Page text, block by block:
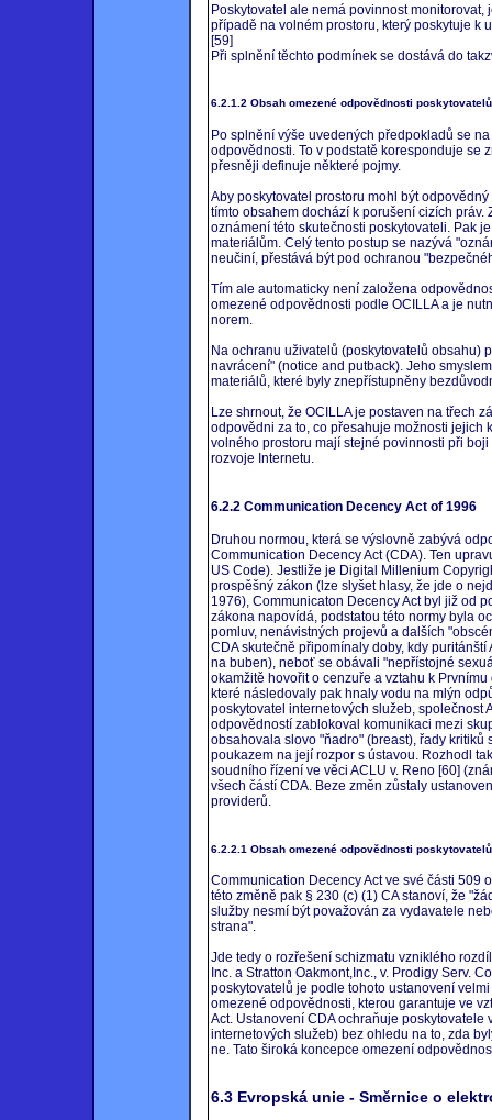
Poskytovatel ale nemá povinnost
případě na volném prostoru, který poskytuje k
[59]
Při splnění těchto podmínek se dostává do
6.2.1.2 Obsah omezené odpovědnosti
Po splnění výše uvedených předpokladů se
odpovědnosti. To v podstatě koresponduje se
přesněji definuje některé pojmy.
Aby poskytovatel prostoru mohl být
tímto obsahem dochází k porušení cizích
oznámení této skutečnosti poskytovateli. Pak
materiálům. Celý tento postup se nazývá
neučiní, přestává být pod ochranou
Tím ale automaticky není založena
omezené odpovědnosti podle OCILLA a je
norem.
Na ochranu uživatelů (poskytovatelů obsahu)
navrácení" (notice and putback). Jeho
materiálů, které byly znepřístupněny
Lze shrnout, že OCILLA je postaven na třech
odpovědni za to, co přesahuje možnosti jejich
volného prostoru mají stejné povinnosti při
rozvoje Internetu.
6.2.2 Communication Decency Act of 1996
Druhou normou, která se výslovně zabývá
Communication Decency Act (CDA). Ten
US Code). Jestliže je Digital Millenium
prospěšný zákon (lze slyšet hlasy, že jde o
1976), Communicaton Decency Act byl již od
zákona napovídá, podstatou této normy byla
pomluv, nenávistných projevů a dalších
CDA skutečně připomínaly doby, kdy
na buben), neboť se obávali "nepřístojné
okamžitě hovořit o cenzuře a vztahu k
které následovaly pak hnaly vodu na mlýn
poskytovatel internetových služeb, společnost
odpovědností zablokoval komunikaci mezi
obsahovala slovo "ňadro" (breast), řady kritiků
poukazem na její rozpor s ústavou. Rozhodl
soudního řízení ve věci ACLU v. Reno [60]
všech částí CDA. Beze změn zůstaly
providerů.
6.2.2.1 Obsah omezené odpovědnosti
Communication Decency Act ve své části 509
této změně pak § 230 (c) (1) CA stanoví, že
služby nesmí být považován za vydavatele
strana".
Jde tedy o rozřešení schizmatu vzniklého
Inc. a Stratton Oakmont,Inc., v. Prodigy Serv.
poskytovatelů je podle tohoto ustanovení
omezené odpovědnosti, kterou garantuje ve
Act. Ustanovení CDA ochraňuje
internetových služeb) bez ohledu na to, zda
ne. Tato široká koncepce omezení
6.3 Evropská unie - Směrnice o